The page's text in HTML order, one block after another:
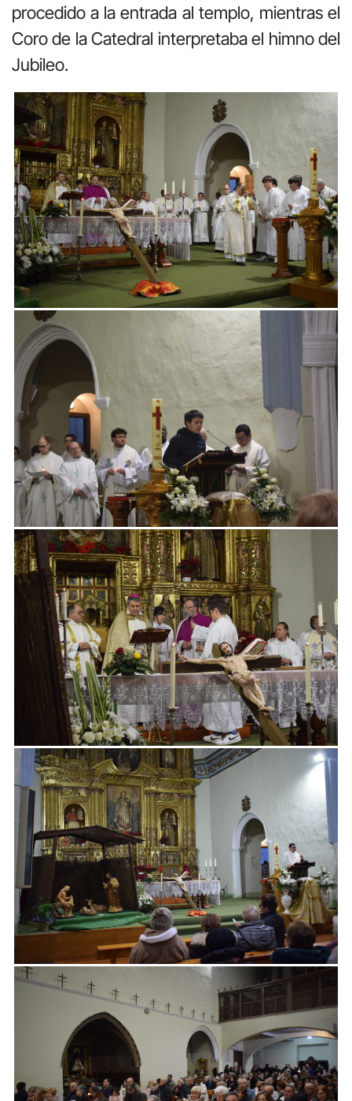
procedido a la entrada al templo, mientras el
Coro de la Catedral interpretaba el himno del
Jubileo.